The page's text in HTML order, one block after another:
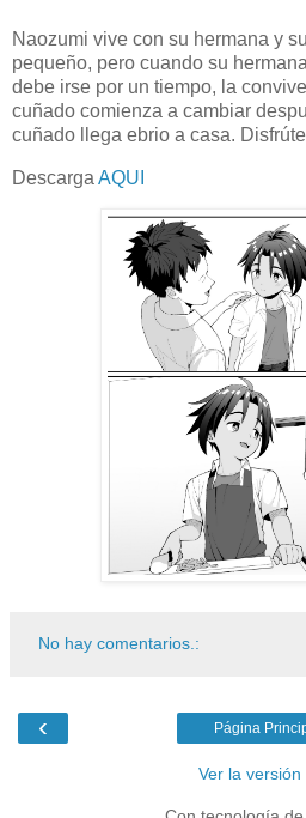
Naozumi vive con su hermana y
pequeño, pero cuando su
debe irse por un tiempo, la
cuñado comienza a cambiar
cuñado llega ebrio a casa.
Descarga AQUI
No hay comentarios.:
‹ Página
Ver la versión